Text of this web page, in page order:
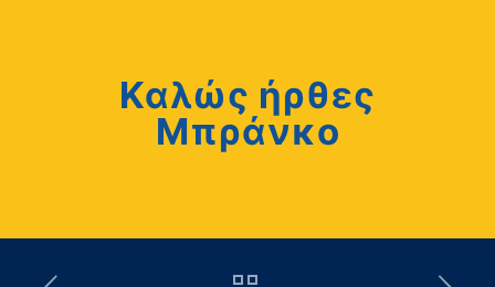
Καλώς ήρθες
Μπράνκο